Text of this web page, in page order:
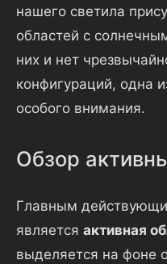
нашего светила
областей с
них и нет
конфигураций, одна
особого внимания.
Обзор
Главным
является активная
выделяется на фоне